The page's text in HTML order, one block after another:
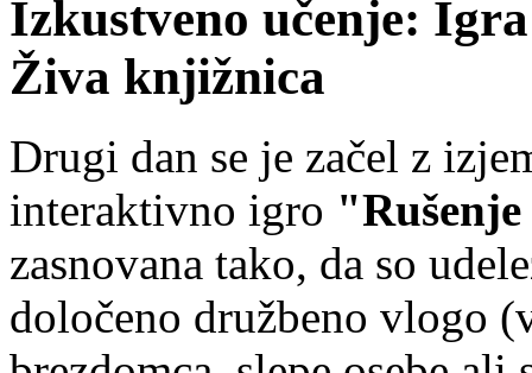
Izkustveno učenje:
Živa knjižnica
Drugi dan se je začel z
interaktivno igro
zasnovana tako, da so
določeno družbeno vlogo